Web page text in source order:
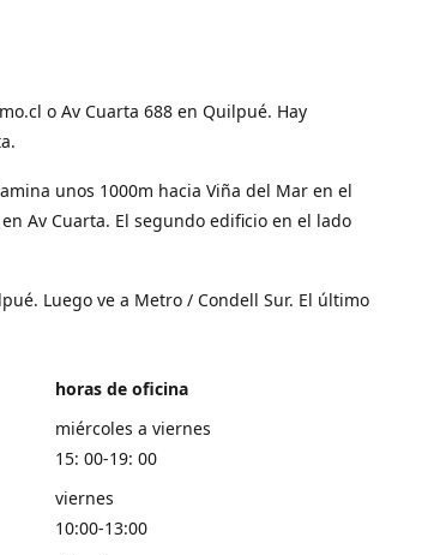
o Av Cuarta 688 en Quilpué. Hay
unos 1000m hacia Viña del Mar en el
Av Cuarta. El segundo edificio en el lado
Luego ve a Metro / Condell Sur. El último
horas de oficina
miércoles a viernes
15: 00-19: 00
viernes
10:00-13:00